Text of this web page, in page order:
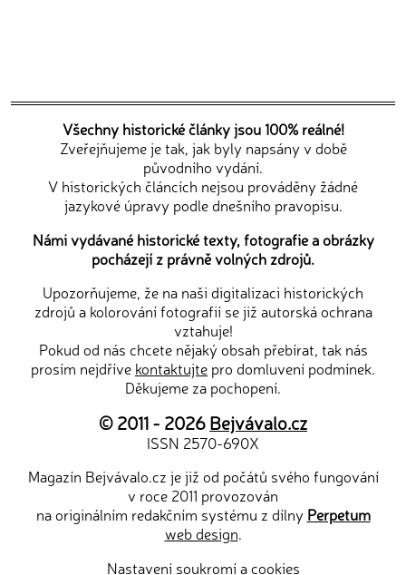
Všechny historické články jsou 100% reálné!
Zveřejňujeme je tak, jak byly napsány v době
původního vydání.
V historických článcích nejsou prováděny žádné
jazykové úpravy podle dnešního pravopisu.
Námi vydávané historické texty, fotografie a obrázky
pocházejí z právně volných zdrojů.
Upozorňujeme, že na naši digitalizaci historických
zdrojů a kolorování fotografií se již autorská ochrana
vztahuje!
Pokud od nás chcete nějaký obsah přebírat, tak nás
prosím nejdříve kontaktujte pro domluvení podmínek.
Děkujeme za pochopení.
© 2011 - 2026Bejvávalo.cz
ISSN 2570-690X
Magazín Bejvávalo.cz je již od počátů svého fungování
v roce 2011 provozován
na originálním redakčním systému z dílny Perpetum
web design.
Nastavení soukromí a cookies